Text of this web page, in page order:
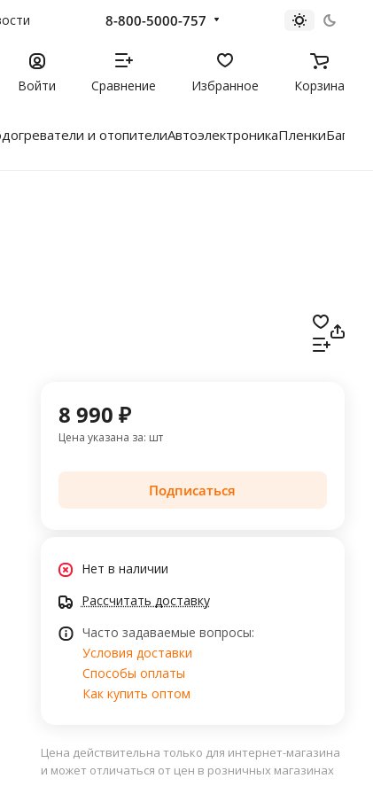
8-800-5000-757
Войти Сравнение Избранное Корзина
и отопителиАвтоэлектроникаПленки
8 990 ₽
Цена указана за: шт
Подписаться
Нет в наличии
Рассчитать доставку
Часто задаваемые вопросы:
Условия доставки
Способы оплаты
Как купить оптом
Цена действительна только для интернет-магазина
и может отличаться от цен в розничных магазинах